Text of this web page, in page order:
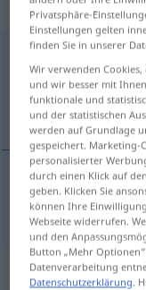
verblichen pperf
Übersicht aller
(Für mehr Details die
verblichen → siehe „
Privatsphäre-
Einstellungen gelten
finden Sie in unserer
Wir verwenden
und wir besser mit
funktionale und
und der statistischen
werden auf Grundlage
gespeichert. Marketing-
personalisierter
durch einen Klick auf
geben. Klicken Sie
können Ihre
Webseite widerrufen.
und den
Button „Mehr
Datenverarbeitung
Datenschutzerklärung.